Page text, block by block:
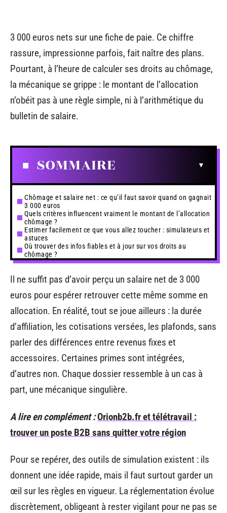
3 000 euros nets sur une fiche de paie. Ce chiffre
rassure, impressionne parfois, fait naître des plans.
Pourtant, à l’heure de calculer ses droits au chômage,
la mécanique se grippe : le montant de l’allocation
n’obéit pas à une règle simple, ni à l’arithmétique du
bulletin de salaire.
SOMMAIRE
Chômage et salaire net : ce qu’il faut savoir quand on gagnait
3 000 euros
Quels critères influencent vraiment le montant de l’allocation
chômage ?
Estimer facilement ce que vous allez toucher : simulateurs et
astuces
Où trouver des infos fiables et à jour sur vos droits au
chômage ?
Il ne suffit pas d’avoir perçu un salaire net de 3 000
euros pour espérer retrouver cette même somme en
allocation. En réalité, tout se joue ailleurs : la durée
d’affiliation, les cotisations versées, les plafonds, sans
parler des différences entre revenus fixes et
accessoires. Certaines primes sont intégrées,
d’autres non. Chaque dossier ressemble à un cas à
part, une mécanique singulière.
A lire en complément :Orionb2b.fr et télétravail :
trouver un poste B2B sans quitter votre région
Pour se repérer, des outils de simulation existent : ils
donnent une idée rapide, mais il faut surtout garder un
œil sur les règles en vigueur. La réglementation évolue
discrètement, obligeant à rester vigilant pour ne pas se